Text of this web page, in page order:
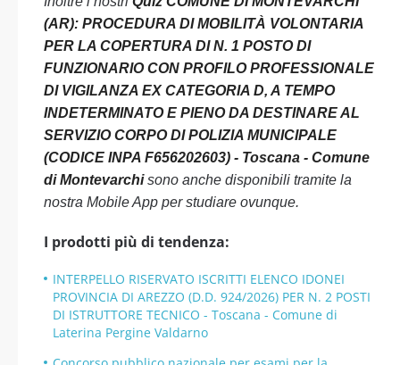
(AR): PROCEDURA DI MOBILITÀ VOLONTARIA
PER LA COPERTURA DI N. 1 POSTO DI
FUNZIONARIO CON PROFILO PROFESSIONALE
DI VIGILANZA EX CATEGORIA D, A TEMPO
INDETERMINATO E PIENO DA DESTINARE AL
SERVIZIO CORPO DI POLIZIA MUNICIPALE
(CODICE INPA F656202603) - Toscana - Comune
di Montevarchisono anche disponibili tramite la
nostra Mobile App per studiare ovunque.
I prodotti più di tendenza:
INTERPELLO RISERVATO ISCRITTI ELENCO IDONEI
PROVINCIA DI AREZZO (D.D. 924/2026) PER N. 2 POSTI
DI ISTRUTTORE TECNICO - Toscana - Comune di
Laterina Pergine Valdarno